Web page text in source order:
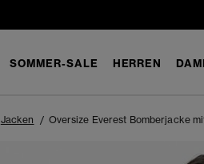
SOMMER-SALE HERREN
Jacken Oversize Everest Bomberjacke